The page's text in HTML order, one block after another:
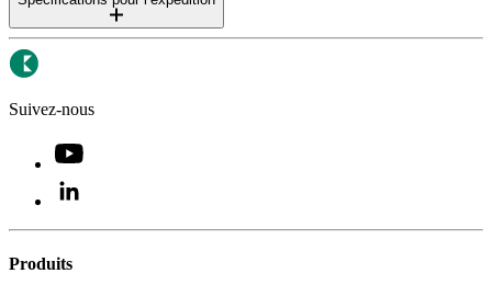
Suivez-nous
Produits